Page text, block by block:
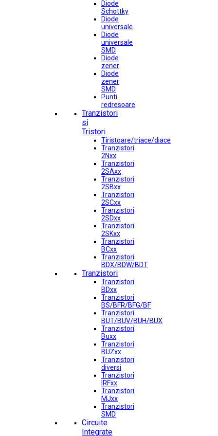
Diode
Schottky
Diode
universale
Diode
universale
SMD
Diode
zener
Diode
zener
SMD
Punti
redresoare
Tranzistori
si
Tristori
Tiristoare/triace/diace
Tranzistori
2Nxx
Tranzistori
2SAxx
Tranzistori
2SBxx
Tranzistori
2SCxx
Tranzistori
2SDxx
Tranzistori
2SKxx
Tranzistori
BCxx
Tranzistori
BDX/BDW/BDT
Tranzistori
Tranzistori
BDxx
Tranzistori
BS/BFR/BFG/BF
Tranzistori
BUT/BUV/BUH/BUX
Tranzistori
Buxx
Tranzistori
BUZxx
Tranzistori
diversi
Tranzistori
IRFxx
Tranzistori
MJxx
Tranzistori
SMD
Circuite
Integrate